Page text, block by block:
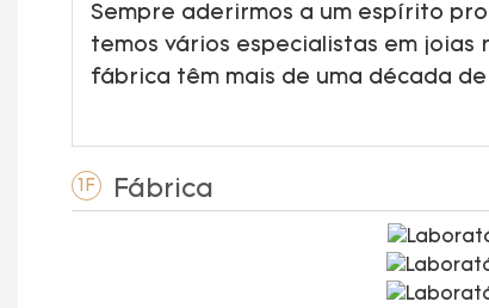
Sempre aderirmos a um espírito
temos vários especialistas em
fábrica têm mais de uma década
1F Fábrica